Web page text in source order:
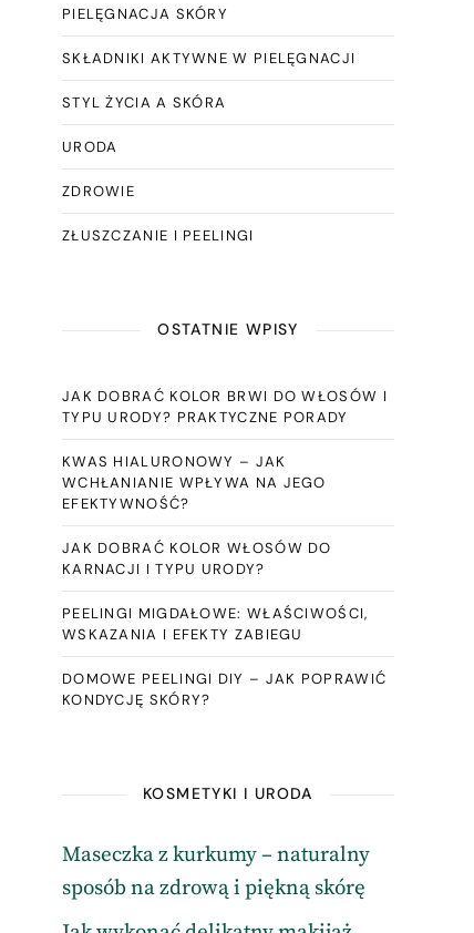
PIELĘGNACJA SKÓRY
SKŁADNIKI AKTYWNE W PIELĘGNACJI
STYL ŻYCIA A SKÓRA
URODA
ZDROWIE
ZŁUSZCZANIE I PEELINGI
OSTATNIE WPISY
JAK DOBRAĆ KOLOR BRWI DO WŁOSÓW I
TYPU URODY? PRAKTYCZNE PORADY
KWAS HIALURONOWY – JAK
WCHŁANIANIE WPŁYWA NA JEGO
EFEKTYWNOŚĆ?
JAK DOBRAĆ KOLOR WŁOSÓW DO
KARNACJI I TYPU URODY?
PEELINGI MIGDAŁOWE: WŁAŚCIWOŚCI,
WSKAZANIA I EFEKTY ZABIEGU
DOMOWE PEELINGI DIY – JAK POPRAWIĆ
KONDYCJĘ SKÓRY?
KOSMETYKI I URODA
Maseczka z kurkumy – naturalny
sposób na zdrową i piękną skórę